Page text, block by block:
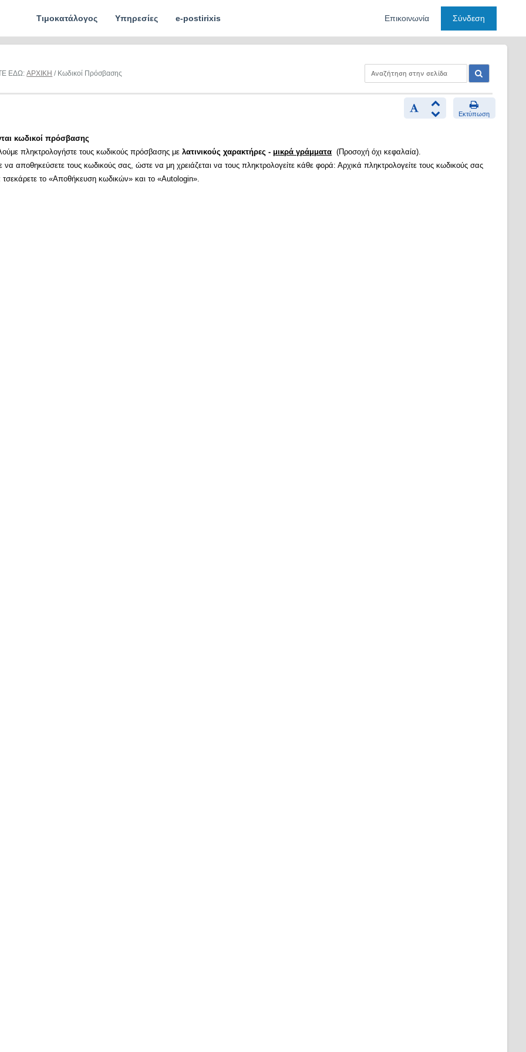
Τιμοκατάλογος Υπηρεσίες e-postirixis Επικοινωνία Σύνδεση
ΕΔΩ:ΑΡΧΙΚΗ / Κωδικοί Πρόσβασης
Εκτύπωση
κωδικοί πρόσβασης
πληκτρολογήστε τους κωδικούς πρόσβασης μελατινικούς χαρακτήρες - μικρά γράμματα (Προσοχή όχι κεφαλαία).
να αποθηκεύσετε τους κωδικούς σας, ώστε να μη χρειάζεται να τους πληκτρολογείτε κάθε φορά: Αρχικά πληκτρολογείτε τους κωδικούς σας
τσεκάρετε το «Αποθήκευση κωδικών» και το «Autologin».